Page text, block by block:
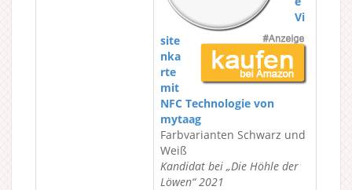
Vi
site
nka
rte
mit
NFC Technologie von
mytaag
Farbvarianten Schwarz und
Weiß
Kandidat bei „Die Höhle der
Löwen“ 2021